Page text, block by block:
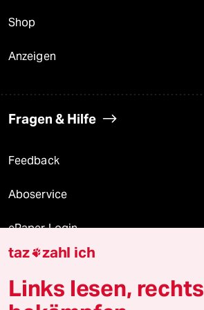
Shop
Anzeigen
Fragen & Hilfe
Feedback
Aboservice
ePaper Login
Downloads für Abonnierende
taz zahl ich
Links lesen, rechts